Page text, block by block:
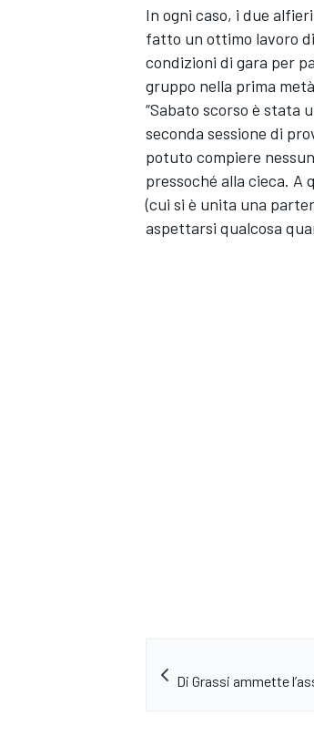
In ogni caso, i due alfieri
fatto un ottimo lavoro
condizioni di gara per
gruppo nella prima
“Sabato scorso è stata
seconda sessione di
potuto compiere
pressoché alla cieca. A
(cui si è unita una
aspettarsi qualcosa
Di Grassi ammette